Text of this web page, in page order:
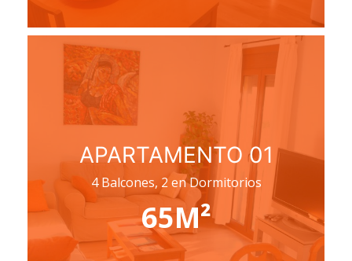
APARTAMENTO 01
4 Balcones, 2 en Dormitorios
65M²